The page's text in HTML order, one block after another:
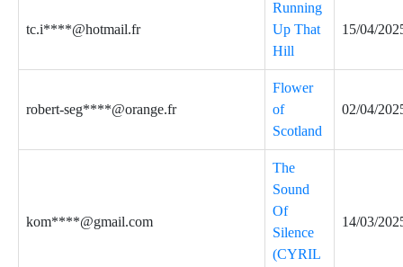
tc.i****@hotmail.fr
Running
Up That
Hill
15/04/
robert-seg****@orange.fr
Flower
of
Scotland
02/04/
kom****@gmail.com
The
Sound
Of
Silence
(CYRIL
14/03/